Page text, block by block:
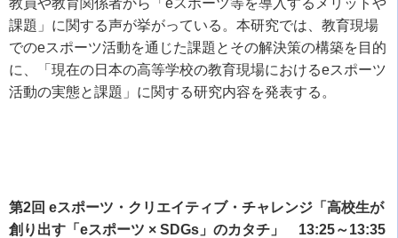
教員や教育関係者から「 eスポーツ等を導入するメリットや
課題」に関する声が挙がっている。本研究では、教育現場
でのeスポーツ活動を通じた課題とその解決策の構築を目的
に、「現在の日本の高等学校の教育現場におけるeスポーツ
活動の実態と課題」に関する研究内容を発表する。
第2回 eスポーツ・クリエイティブ・チャレンジ「高校生が
創り出す「eスポーツ × SDGs」のカタチ」 13:25～13:35